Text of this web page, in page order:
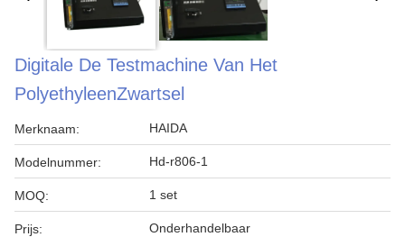
Digitale De Testmachine Van Het
PolyethyleenZwartsel
Merknaam: HAIDA
Modelnummer: Hd-r806-1
MOQ: 1 set
Prijs: Onderhandelbaar